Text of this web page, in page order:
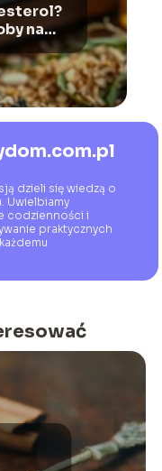
na
dzieli się wiedzą o
Uwielbiamy
codzienności i
praktycznych